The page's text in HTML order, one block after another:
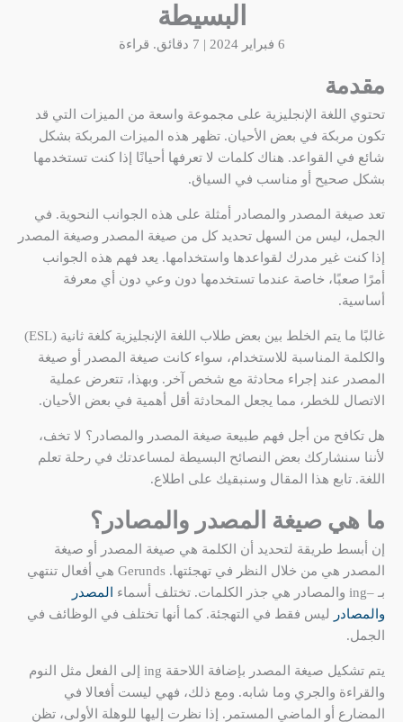
البسيطة
6 فبراير 2024 | 7 دقائق. قراءة
مقدمة
تحتوي اللغة الإنجليزية على مجموعة واسعة من الميزات التي قد
تكون مربكة في بعض الأحيان. تظهر هذه الميزات المربكة بشكل
شائع في القواعد. هناك كلمات لا تعرفها أحيانًا إذا كنت تستخدمها
بشكل صحيح أو مناسب في السياق.
تعد صيغة المصدر والمصادر أمثلة على هذه الجوانب النحوية. في
الجمل، ليس من السهل تحديد كل من صيغة المصدر وصيغة المصدر
إذا كنت غير مدرك لقواعدها واستخدامها. يعد فهم هذه الجوانب
أمرًا صعبًا، خاصة عندما تستخدمها دون وعي دون أي معرفة
أساسية.
غالبًا ما يتم الخلط بين بعض طلاب اللغة الإنجليزية كلغة ثانية (ESL)
والكلمة المناسبة للاستخدام، سواء كانت صيغة المصدر أو صيغة
المصدر عند إجراء محادثة مع شخص آخر. وبهذا، تتعرض عملية
الاتصال للخطر، مما يجعل المحادثة أقل أهمية في بعض الأحيان.
هل تكافح من أجل فهم طبيعة صيغة المصدر والمصادر؟ لا تخف،
لأننا سنشاركك بعض النصائح البسيطة لمساعدتك في رحلة تعلم
اللغة. تابع هذا المقال وسنبقيك على اطلاع.
ما هي صيغة المصدر والمصادر؟
إن أبسط طريقة لتحديد أن الكلمة هي صيغة المصدر أو صيغة
المصدر هي من خلال النظر في تهجئتها. Gerunds هي أفعال تنتهي
بـ –ing والمصادر هي جذر الكلمات. تختلف أسماء
المصدر
والمصادر
ليس فقط في التهجئة. كما أنها تختلف في الوظائف في
الجمل.
يتم تشكيل صيغة المصدر بإضافة اللاحقة ing إلى الفعل مثل النوم
والقراءة والجري وما شابه. ومع ذلك، فهي ليست أفعالا في
المضارع أو الماضي المستمر. إذا نظرت إليها للوهلة الأولى، تظن